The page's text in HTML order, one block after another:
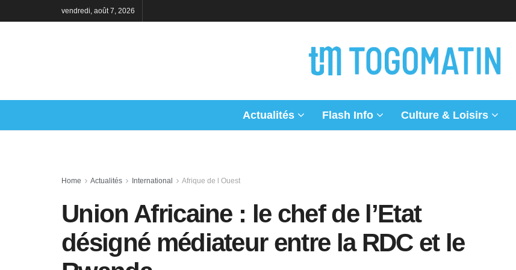
vendredi, août 7, 2026
Actualités Flash Info Culture & Loisirs
Home Actualités International Afrique de l Ouest
Union Africaine : le chef de l’Etat
désigné médiateur entre la RDC et le